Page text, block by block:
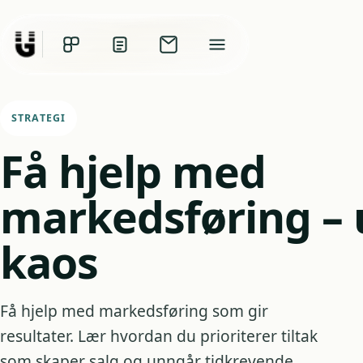
STRATEGI
Få hjelp med
markedsføring –
kaos
Få hjelp med markedsføring som gir
resultater. Lær hvordan du prioriterer tiltak